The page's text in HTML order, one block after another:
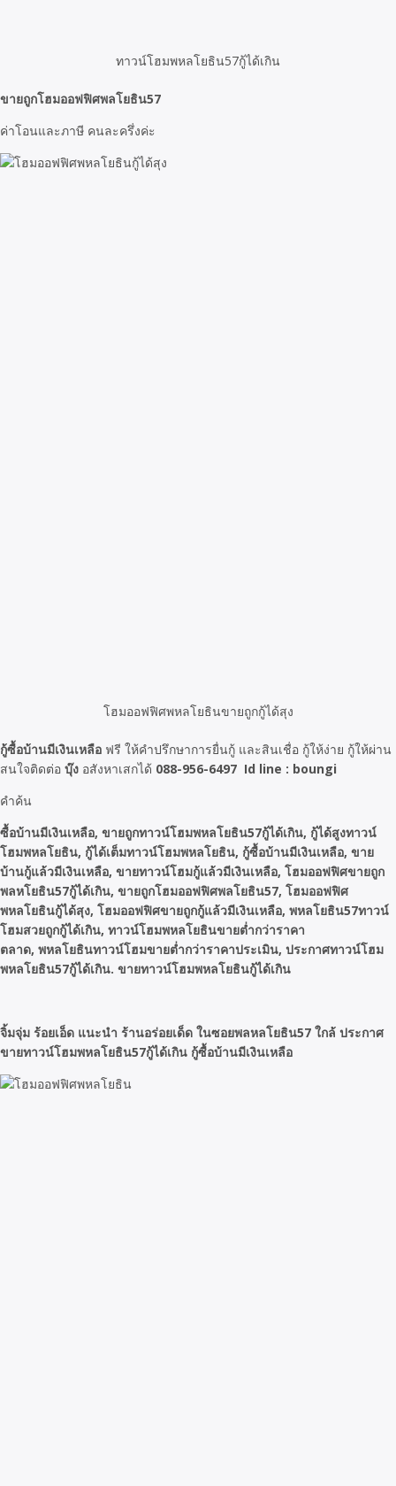
ทาวน์โฮมพหลโยธิน57กู้ได้เกิน
ขายถูกโฮมออฟฟิศพลโยธิน57
ค่าโอนและภาษี คนละครึ่งค่ะ
โฮมออฟฟิศพหลโยธินขายถูกกู้ได้สุง
กู้ซื้อบ้านมีเงินเหลือ ฟรี ให้คำปรึกษาการยื่นกู้ และสินเชื่อ กู้ให้ง่าย กู้ให้ผ่าน
สนใจติดต่อ บุ๊ง อสังหาเสกได้ 088-956-6497 Id line : boungi
คำค้น
ซื้อบ้านมีเงินเหลือ, ขายถูกทาวน์โฮมพหลโยธิน57กู้ได้เกิน, กู้ได้สูงทาวน์
โฮมพหลโยธิน, กู้ได้เต็มทาวน์โฮมพหลโยธิน, กู้ซื้อบ้านมีเงินเหลือ, ขาย
บ้านกู้แล้วมีเงินเหลือ, ขายทาวน์โฮมกู้แล้วมีเงินเหลือ, โฮมออฟฟิศขายถูก
พลหโยธิน57กู้ได้เกิน, ขายถูกโฮมออฟฟิศพลโยธิน57, โฮมออฟฟิศ
พหลโยธินกู้ได้สุง, โฮมออฟฟิศขายถูกกู้แล้วมีเงินเหลือ, พหลโยธิน57ทาวน์
โฮมสวยถูกกู้ได้เกิน, ทาวน์โฮมพหลโยธินขายต่ำกว่าราคา
ตลาด, พหลโยธินทาวน์โฮมขายต่ำกว่าราคาประเมิน, ประกาศทาวน์โฮม
พหลโยธิน57กู้ได้เกิน. ขายทาวน์โฮมพหลโยธินกู้ได้เกิน
จิ้มจุ่ม ร้อยเอ็ด แนะนำ ร้านอร่อยเด็ด ในซอยพลหลโยธิน57 ใกล้ ประกาศ
ขายทาวน์โฮมพหลโยธิน57กู้ได้เกิน กู้ซื้อบ้านมีเงินเหลือ